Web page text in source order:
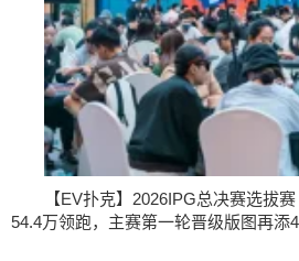
【EV扑克】2026IPG总决赛选拔
54.4万领跑，主赛第一轮晋级版图再添